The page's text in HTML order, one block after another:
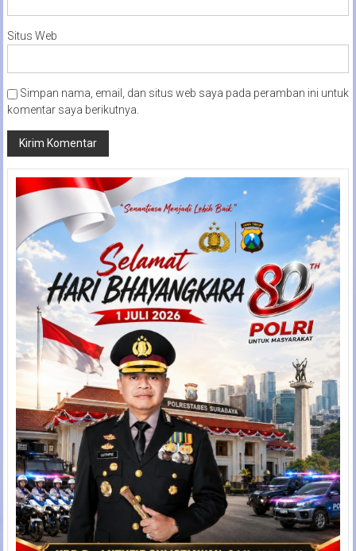
Situs Web
Simpan nama, email, dan situs web saya pada peramban ini untuk
komentar saya berikutnya.